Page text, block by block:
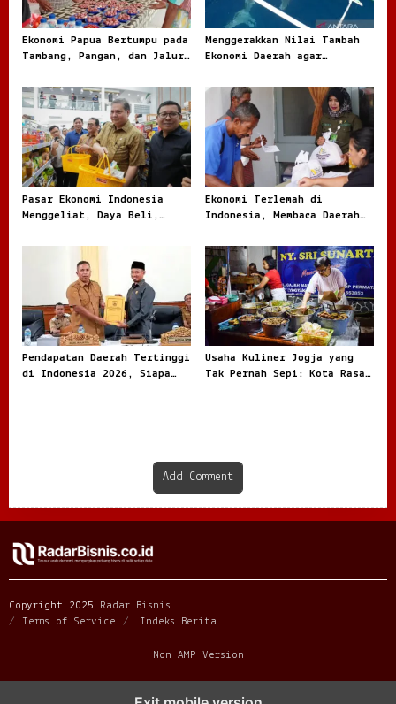
t
i
n
Ekonomi Papua Bertumpu pada
Tambang, Pangan, dan Jalur
Menggerakkan Nilai Tambah
Ekonomi Daerah agar
Mentah
Pasar Ekonomi Indonesia
Menggeliat, Daya Beli,
Jadi Sorotan
Ekonomi Terlemah di
Indonesia, Membaca Daerah
Realita
Pendapatan Daerah Tertinggi
di Indonesia 2026, Siapa
Usaha Kuliner Jogja yang
Tak Pernah Sepi: Kota Rasa
Add Comment
Copyright 2025 Radar Bisnis
Terms of Service
Indeks Berita
Non AMP Version